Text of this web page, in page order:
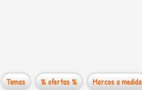
Temas % ofertas % Marcos a medida